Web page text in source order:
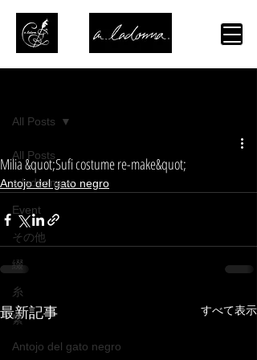
All Posts
a.ladonna.+
Event
その他
綴
糸
繋
Antojo del gato negro
All Posts
Milia &quot;Sufi costume re-make&quot;
Antojo del gato negro
最新記事 すべて表示